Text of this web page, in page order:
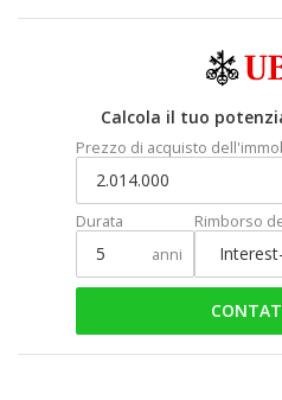
Calcola il tuo
Prezzo di acquisto
Durata
anni
Rimborso